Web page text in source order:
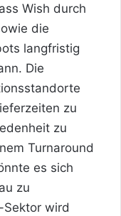
Wish durch
die
langfristig
Die
zu
zu
Turnaround
es sich
zu
Sektor wird